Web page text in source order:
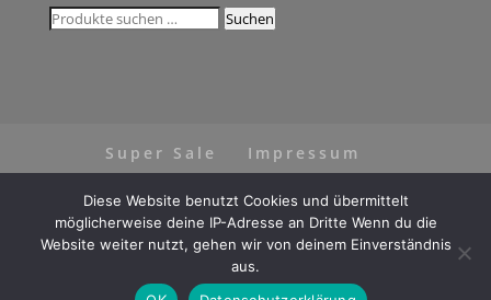
Suchen
nach: Suchen
Super Sale
Impressum
Datenschutz
AGB
Vertrag widerrufen
Diese Website benutzt Cookies und übermittelt
möglicherweise deine IP-Adresse an Dritte Wenn du die
Website weiter nutzt, gehen wir von deinem Einverständnis
aus.